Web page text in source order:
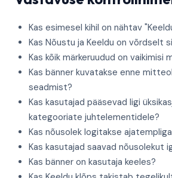
Kas esimesel kihil on nähtav
Kas Nõustu ja Keeldu on võrdselt
Kas kõik märkeruudud on vaikimisi
Kas bänner kuvatakse enne
seadmist?
Kas kasutajad pääsevad ligi
kategooriate juhtelementidele?
Kas nõusolek logitakse
Kas kasutajad saavad nõusolekut
Kas bänner on kasutaja keeles?